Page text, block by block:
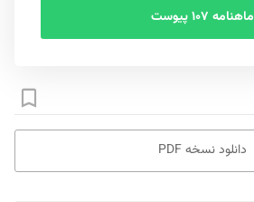
ماهنامه ۱۰۷ پیوست
دانلود نسخه PDF